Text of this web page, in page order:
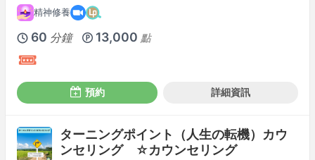
精神修養
60 分鐘 13,000 點
預約 詳細資訊
ターニングポイント（人生の転機）カウ
ンセリング ☆カウンセリング